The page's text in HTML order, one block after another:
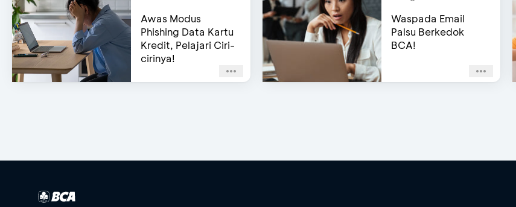
Awas Modus
Phishing Data Kartu
Kredit, Pelajari Ciri-
cirinya!
Waspada Email
Palsu Berkedok
BCA!